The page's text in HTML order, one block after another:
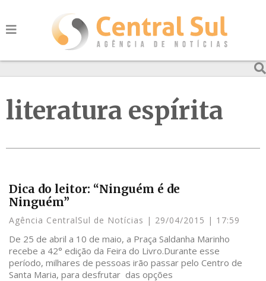
literatura espírita
Dica do leitor: “Ninguém é de
Ninguém”
Agência CentralSul de Notícias 29/04/2015 17:59
De 25 de abril a 10 de maio, a Praça Saldanha Marinho
recebe a 42° edição da Feira do Livro.Durante esse
período, milhares de pessoas irão passar pelo Centro de
Santa Maria, para desfrutar das opções